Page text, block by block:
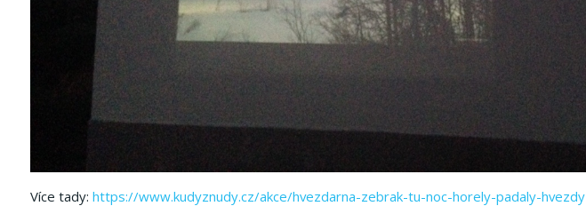
Více tady: https://www.kudyznudy.cz/akce/hvezdarna-zebrak-tu-noc-horely-padaly-hvezdy